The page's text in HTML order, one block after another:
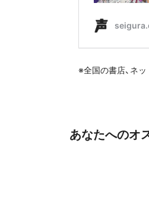
※全国の書店、ネ
あなたへのオ